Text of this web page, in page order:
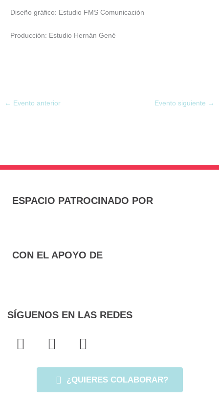
Diseño gráfico: Estudio FMS Comunicación
Producción: Estudio Hernán Gené
← Evento anterior Evento siguiente →
ESPACIO PATROCINADO POR
CON EL APOYO DE
SÍGUENOS EN LAS REDES
F
a
T
w
i
t
I
n
s
t
a
¿QUIERES COLABORAR?